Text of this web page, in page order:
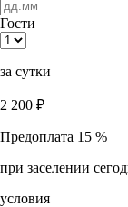
Гости
за сутки
2 200 ₽
Предоплата 15 %
при заселении
условия